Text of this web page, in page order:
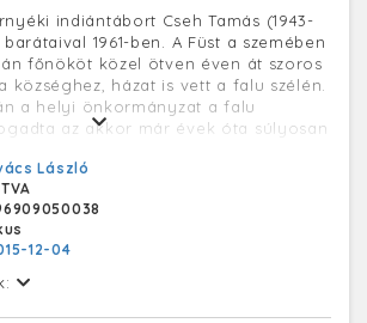
indiántábort Cseh Tamás (1943-
1961-ben. A Füst a szemében
főnököt közel ötven éven át szoros
községhez, házat is vett a falu szélén.
a helyi önkormányzat a falu
az akkor már évek óta súlyosan
László
12-04